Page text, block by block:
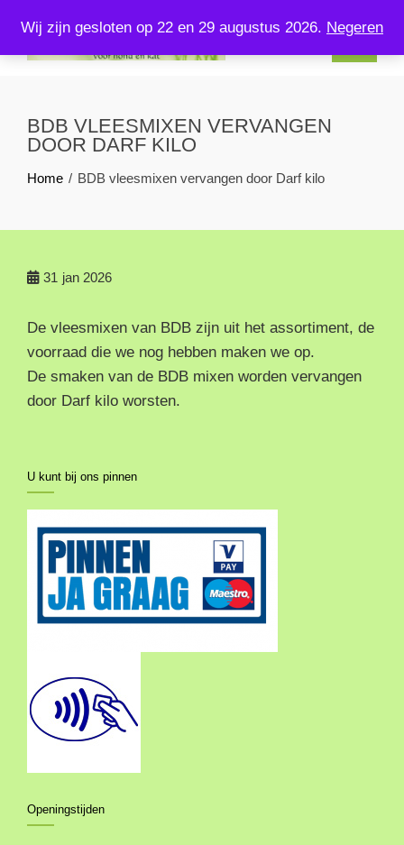
Wij zijn gesloten op 22 en 29 augustus 2026. Negeren
contentKOMPLEETVERSVOERENZO.NL
U kunt bij ons terecht voor kompleet vers voer voor uw hond en
BDB VLEESMIXEN VERVANGEN
DOOR DARF KILO
Home BDB vleesmixen vervangen door Darf kilo
31 jan 2026
De vleesmixen van BDB zijn uit het assortiment, de
voorraad die we nog hebben maken we op.
De smaken van de BDB mixen worden vervangen
door Darf kilo worsten.
U kunt bij ons pinnen
Openingstijden